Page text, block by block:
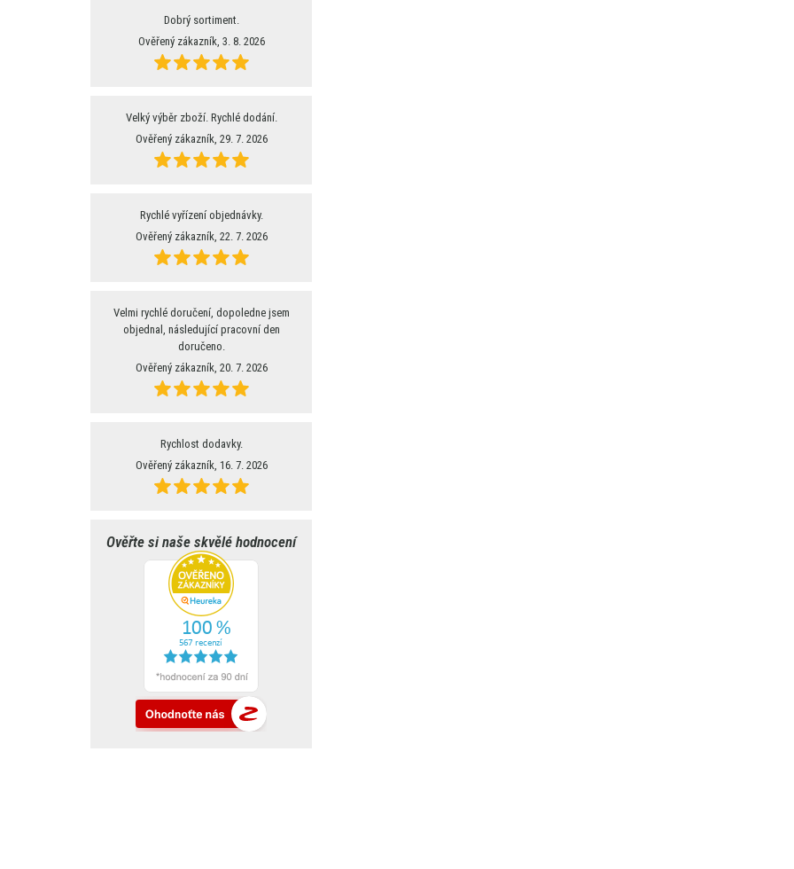
Dobrý sortiment.
Ověřený zákazník, 3. 8. 2026
Velký výběr zboží. Rychlé dodání.
Ověřený zákazník, 29. 7. 2026
Rychlé vyřízení objednávky.
Ověřený zákazník, 22. 7. 2026
Velmi rychlé doručení, dopoledne jsem
objednal, následující pracovní den
doručeno.
Ověřený zákazník, 20. 7. 2026
Rychlost dodavky.
Ověřený zákazník, 16. 7. 2026
Ověřte si naše skvělé hodnocení